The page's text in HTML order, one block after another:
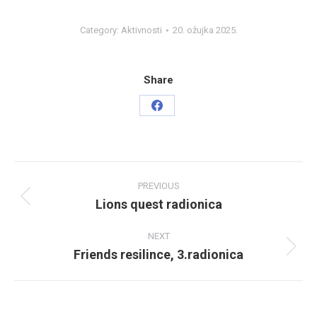
Category: Aktivnosti 20. ožujka 2025.
Share
Share
navigation
PREVIOUS
Previous
Lions quest radionica
NEXT
Next
Friends resilince, 3.radionica